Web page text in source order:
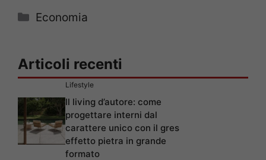
Categorie
Economia
Articoli recenti
Lifestyle
Il living d’autore: come
progettare interni dal
carattere unico con il gres
effetto pietra in grande
formato